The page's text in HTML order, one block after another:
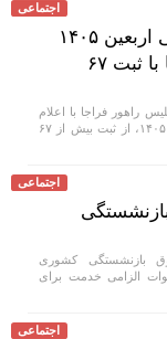
اجتماعی
پایان طرح ترافیکی اربعین ۱۴۰۵
پلیس راهور فراجا با ثبت ۶۷
راهور فراجا با اعلام
پایان طرح ۲۰ روزه اربعین ۱۴۰۵، از ثبت بیش از ۶۷
اجتماعی
بازنشستگی کشوری
الزامی خدمت برای
اجتماعی